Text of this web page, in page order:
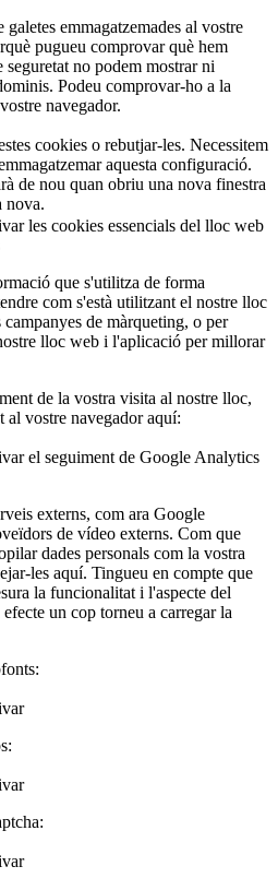
emmagatzemades al vostre
pugueu comprovar què hem
seguretat no podem mostrar ni
Podeu comprovar-ho a la
navegador.
cookies o rebutjar-les. Necessitem
aquesta configuració.
de nou quan obriu una nova finestra
nova.
les cookies essencials del lloc web
que s'utilitza de forma
com s'està utilitzant el nostre lloc
de màrqueting, o per
lloc web i l'aplicació per millorar
de la vostra visita al nostre lloc,
al vostre navegador aquí:
el seguiment de Google Analytics
externs, com ara Google
de vídeo externs. Com que
dades personals com la vostra
les aquí. Tingueu en compte que
la funcionalitat i l'aspecte del
un cop torneu a carregar la